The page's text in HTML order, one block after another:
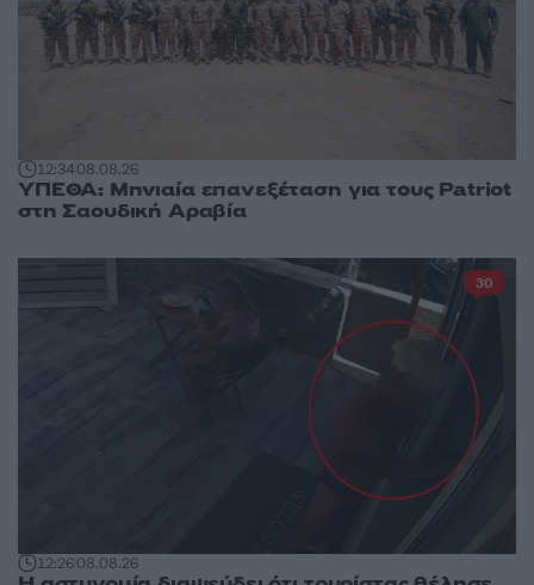
12:3408.08.26
ΥΠΕΘΑ: Μηνιαία επανεξέταση για τους Patriot
στη Σαουδική Αραβία
12:2608.08.26
30